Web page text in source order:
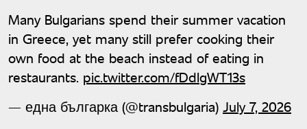
Many Bulgarians spend their summer vacation
in Greece, yet many still prefer cooking their
own food at the beach instead of eating in
restaurants. pic.twitter.com/fDdlgWT13s
— една българка (@transbulgaria) July 7, 2026